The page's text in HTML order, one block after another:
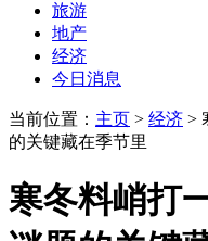
旅游
地产
经济
今日消息
当前位置： 主页 > 经济 >
的关键藏在季节里
寒冬料峭打